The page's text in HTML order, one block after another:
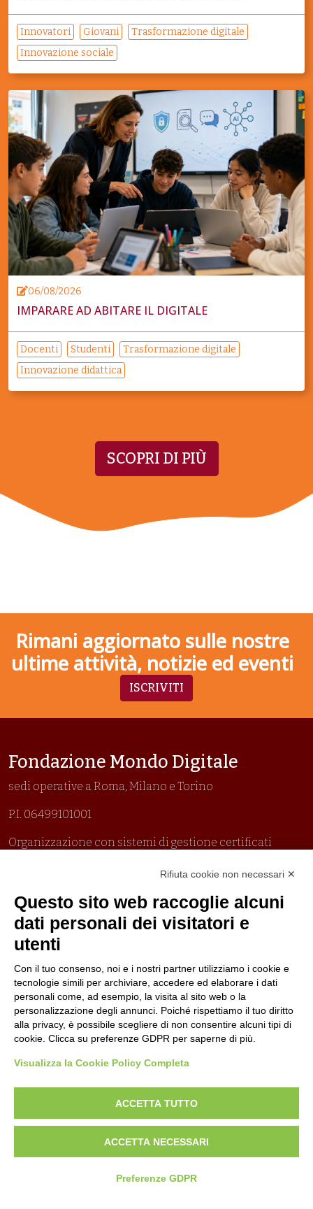
Innovatori Giovani
Trasformazione digitale
Innovazione sociale
06/08/2026
IMPARARE AD ABITARE IL DIGITALE
Docenti Studenti
Trasformazione digitale
Innovazione didattica
SCOPRI DI PIÙ
Rimani aggiornato sulle nostre
ultime attività, notizie ed eventi
ISCRIVITI
Fondazione Mondo Digitale
sedi operative a Roma, Milano e Torino
P.I. 06499101001
Organizzazione con sistemi di gestione certificati
Politica antibullismo
Piè di pagina
Contatti
Lavora con noi
Amministrazione
Seguici su
Rifiuta cookie non necessari ✕
Questo sito web raccoglie alcuni
dati personali dei visitatori e
utenti
Con il tuo consenso, noi e i nostri partner utilizziamo i cookie e
tecnologie simili per archiviare, accedere ed elaborare i dati
personali come, ad esempio, la visita al sito web o la
personalizzazione degli annunci. Poiché rispettiamo il tuo diritto
alla privacy, è possibile scegliere di non consentire alcuni tipi di
cookie. Clicca su preferenze GDPR per saperne di più.
Visualizza la Cookie Policy Completa
ACCETTA TUTTO
ACCETTA NECESSARI
Preferenze GDPR